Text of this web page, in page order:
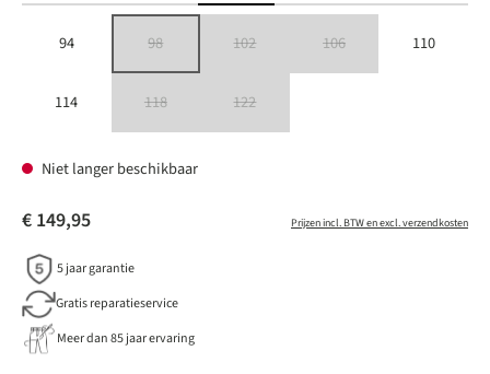
94 98 102 106 110
114 118 122
Niet langer beschikbaar
€ 149,95 Prijzen incl. BTW en excl. verzendkosten
5 jaar garantie
Gratis reparatieservice
Meer dan 85 jaar ervaring